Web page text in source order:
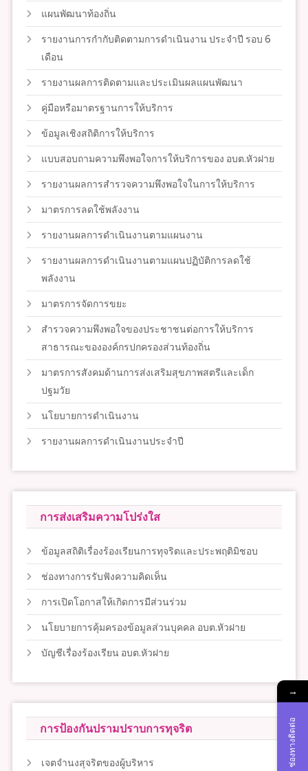
แผนพัฒนาท้องถิ่น
รายงานการกำกับติดตามการดำเนินงาน ประจำปี รอบ 6
เดือน
รายงานผลการติดตามและประเมินผลแผนพัฒนา
คู่มือหรือมาตรฐานการให้บริการ
ข้อมูลเชิงสถิติการให้บริการ
แบบสอบถามความพึงพอใจการให้บริการของ อบต.หัวฝาย
รายงานผลการสำรวจความพึงพอใจในการให้บริการ
มาตรการลดใช้พลังงาน
รายงานผลการดำเนินงานตามแผนงาน
รายงานผลการดำเนินงานตามแผนปฏิบัติการลดใช้
พลังงาน
มาตรการจัดการขยะ
สำรวจความพึงพอใจของประชาชนต่อการให้บริการ
สาธารณะขององค์กรปกครองส่วนท้องถิ่น
มาตรการสังคมด้านการส่งเสริมสุขภาพสตรีและเด็ก
ปฐมวัย
นโยบายการดำเนินงาน
รายงานผลการดำเนินงานประจำปี
การส่งเสริมความโปร่งใส
ข้อมูลสถิติเรื่องร้องเรียนการทุจริตและประพฤติมิชอบ
ช่องทางการรับฟังความคิดเห็น
การเปิดโอกาสให้เกิดการมีส่วนร่วม
นโยบายการคุ้มครองข้อมูลส่วนบุคคล อบต.หัวฝาย
บัญชีเรื่องร้องเรียน อบต.หัวฝาย
การป้องกันปรามปราบการทุจริต
เจตจำนงสุจริตของผู้บริหาร
→
ช่องทางติดต่อ